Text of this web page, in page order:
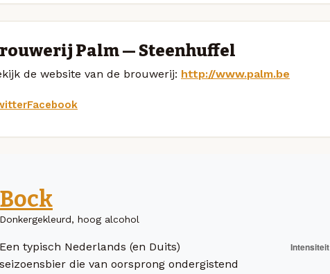
Palm — Steenhuffel
de website van de brouwerij: http://www.palm.be
Facebook
Bock
Donkergekleurd, hoog alcohol
Een typisch Nederlands (en Duits)
seizoensbier die van oorsprong ondergistend